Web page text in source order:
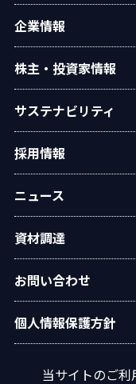
設備・システム
タクマの技術紹介
タクマ技報
学会発表
企業情報
ご挨拶
経営理念
会社概要
沿革
役員一覧
組織図
事業所・拠点
グループ会社
広報ライブラリ
株主・投資家情報
個人投資家の皆様へ
経営方針・戦略
業績・財務
IRライブラリー
株式情報
IRカレンダー
電子公告
IRサイトマップ
サステナビリティ
トップコミットメン
タクマのサステナ
ESGデータ
統合報告書
環境
社会
ガバナンス
イニシアチブ・外部
採用情報
グループ会社採用
オリジナルアニメ
ニュース
資材調達
資材調達方針
調達手順
資材調達 応募フォ
お問い合わせ
水処理プラントに
エネルギープラン
汎用ボイラに関す
個人情報保護方針
当サイトのご利